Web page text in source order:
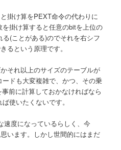
掛け算をPEXT命令の代わりに
掛け算すると任意のbitを上位の
(ことがある)のでそれを右シフ
るという原理です。
それ以上のサイズのテーブルが
ドも大変複雑で、かつ、その乗
前に計算しておかなければなら
使いたくないです。
速度になっているらしく、今
います。しかし世間的にはまだ